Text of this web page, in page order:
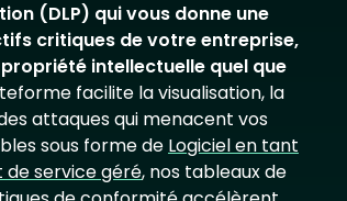
(DLP) qui vous donne une
critiques de votre entreprise,
intellectuelle quel que
facilite la visualisation, la
attaques qui menacent vos
sous forme de Logiciel en tant
service géré, nos tableaux de